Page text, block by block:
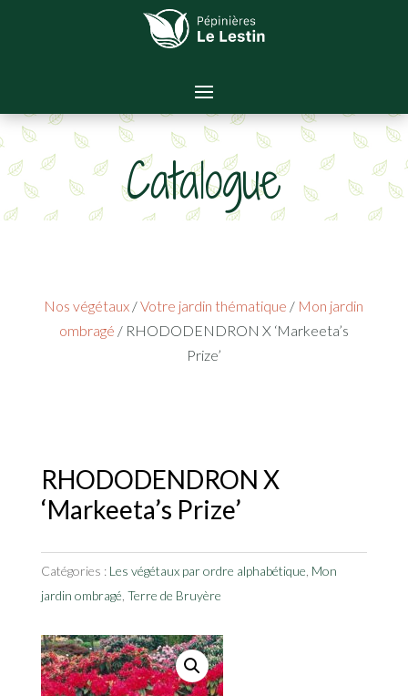
Catalogue
Nos végétaux /Votre jardin thématique / Mon jardin
ombragé / RHODODENDRON X ‘Markeeta’s
Prize’
RHODODENDRON X
‘Markeeta’s Prize’
Catégories : Les végétaux par ordre alphabétique Mon
jardin ombragé Terre de Bruyère